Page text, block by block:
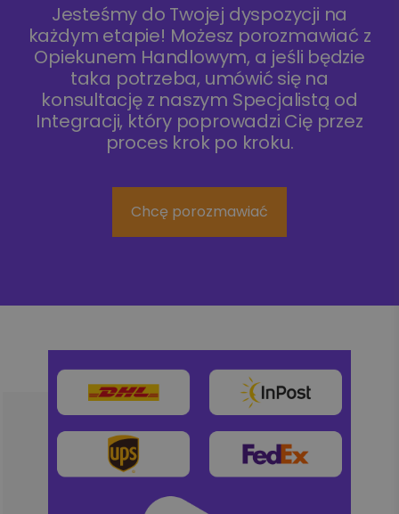
Jesteśmy do Twojej dyspozycji na
każdym etapie! Możesz porozmawiać z
Opiekunem Handlowym, a jeśli będzie
taka potrzeba, umówić się na
konsultację z naszym Specjalistą od
Integracji, który poprowadzi Cię przez
proces krok po kroku.
Chcę porozmawiać